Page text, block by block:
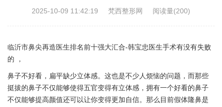
2025-10-09 11:42:19 梵西整形网 阅读量(200)
临沂市鼻尖再造医生排名前十强大汇合-韩宝忠医生手术有没有失败
的 ，
鼻子不好看，扁平缺少立体感。这也是不少人烦恼的问题，而那些
挺拔的鼻子不仅能够使得五官变得有立体感，拥有一个好看的鼻子
不仅能够提高颜值还可以让你变得更加自信。那么目前假体隆鼻是